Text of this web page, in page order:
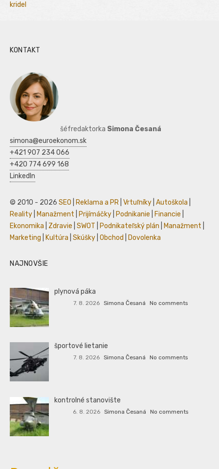
kridel
KONTAKT
šéfredaktorka Simona Česaná
simona@euroekonom.sk
+421 907 234 066
+420 774 699 168
LinkedIn
© 2010 - 2026 SEO Reklama a PR Vrtuľníky Autoškola
Reality
Manažment Prijímáčky Podnikanie Financie
Ekonomika
Zdravie SWOT Podnikateľský plán Manažment
Marketing
Kultúra Skúšky Obchod Dovolenka
NAJNOVŠIE
plynová páka
7. 8. 2026 Simona Česaná No comments
športové lietanie
7. 8. 2026 Simona Česaná No comments
kontrolné stanovište
6. 8. 2026 Simona Česaná No comments